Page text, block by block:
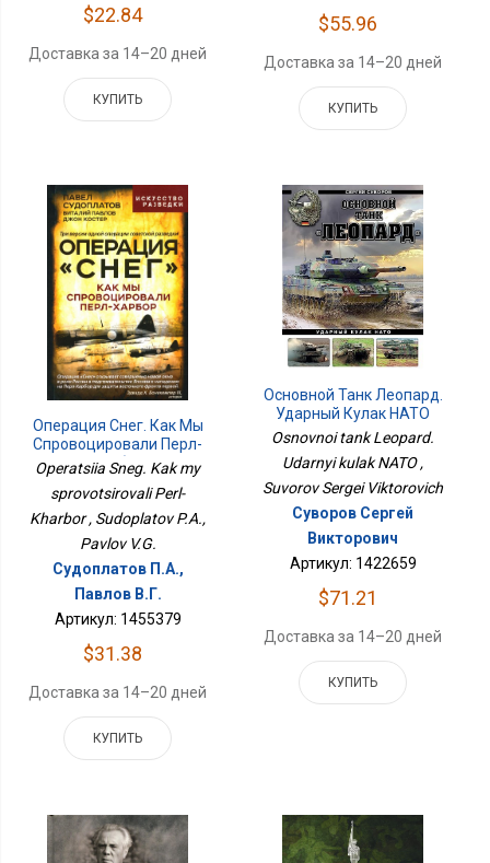
$22.84
Доставка за 14–20 дней
КУПИТЬ
$55.96
Доставка за 14–20 дней
КУПИТЬ
Операция Снег. Как Мы
Спровоцировали Перл-
Харбор
Operatsiia Sneg. Kak my
sprovotsirovali Perl-
Kharbor , Sudoplatov P.A.,
Pavlov V.G.
Судоплатов П.А.,
Павлов В.Г.
Артикул: 1455379
$31.38
Доставка за 14–20 дней
КУПИТЬ
Основной Танк Леопард.
Ударный Кулак НАТО
Osnovnoi tank Leopard.
Udarnyi kulak NATO ,
Suvorov Sergei Viktorovich
Суворов Сергей
Викторович
Артикул: 1422659
$71.21
Доставка за 14–20 дней
КУПИТЬ